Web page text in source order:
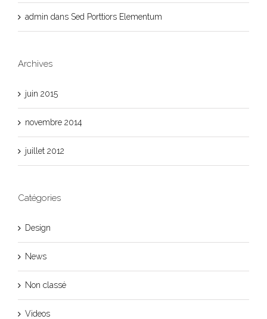
admin dans Sed Porttiors Elementum
Archives
juin 2015
novembre 2014
juillet 2012
Catégories
Design
News
Non classé
Videos